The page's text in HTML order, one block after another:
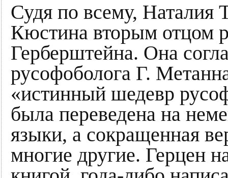
Судя по всему, Наталия
Кюстина вторым отцом
Герберштейна. Она
русофоболога Г.
«истинный шедевр
была переведена на
языки, а сокращенная
многие другие. Герцен